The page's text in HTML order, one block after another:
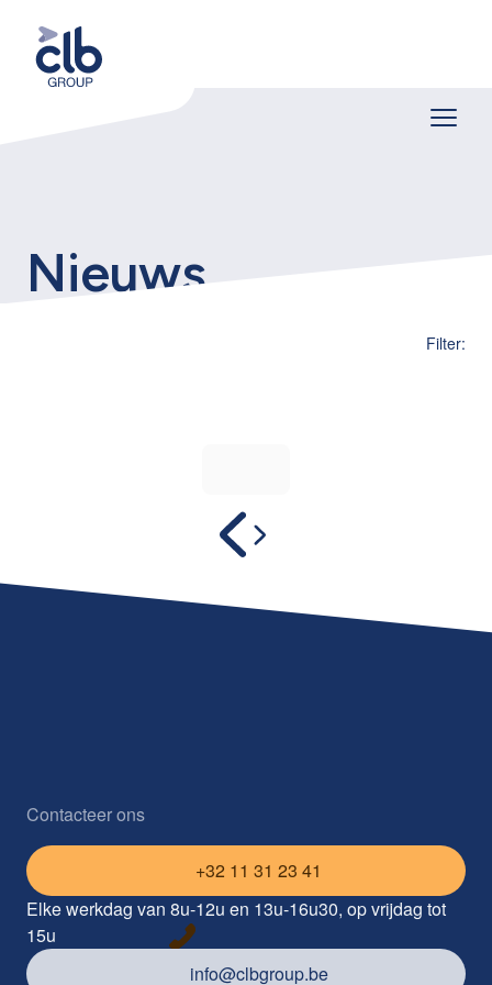
Nieuws
Filter:
Contacteer ons
+32 11 31 23 41
Elke werkdag van 8u-12u en 13u-16u30, op vrijdag tot
15u
info@clbgroup.be